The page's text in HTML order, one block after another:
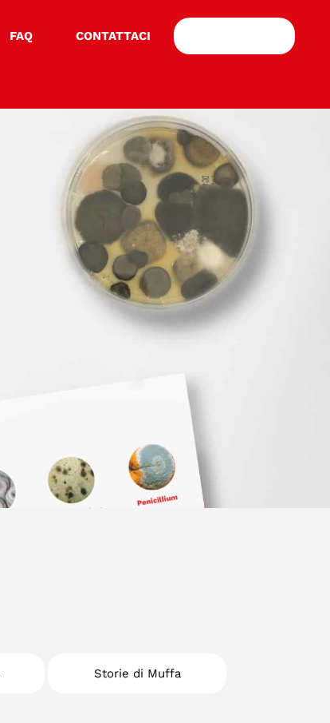
FAQ CONTATTACI
Storie di Muffa